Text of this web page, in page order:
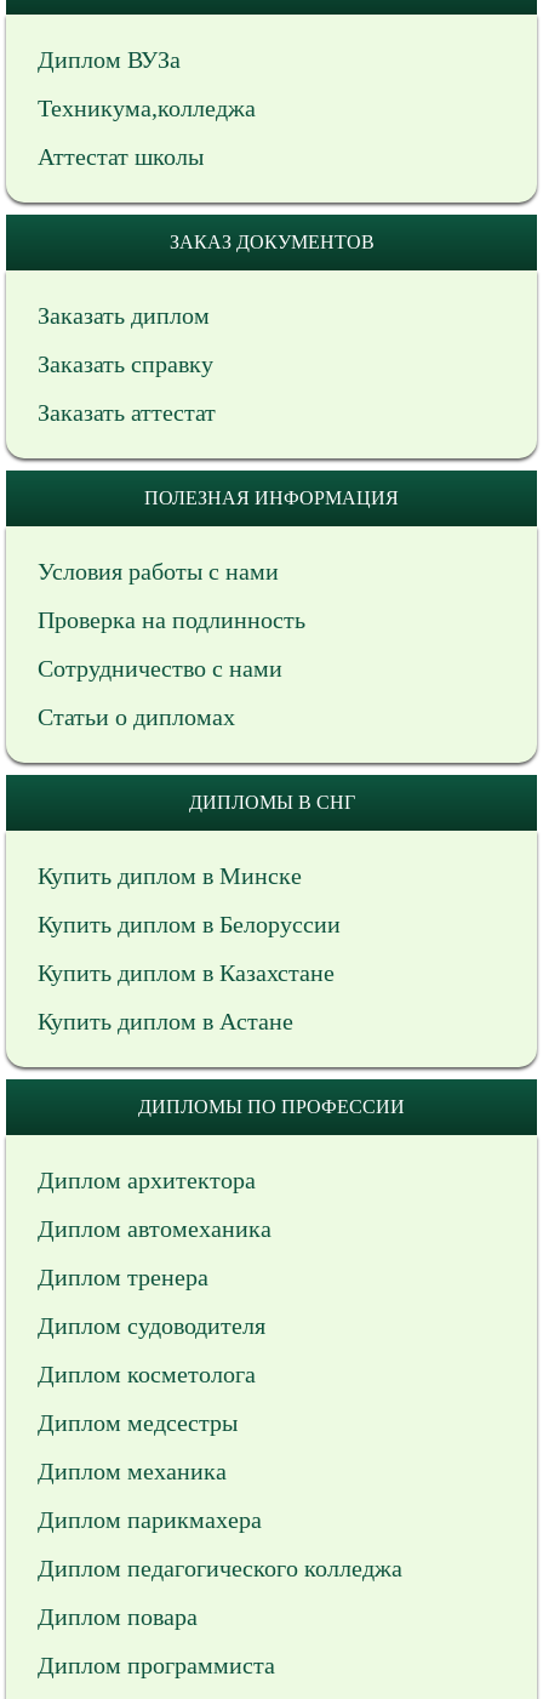
Диплом ВУЗа
Техникума,колледжа
Аттестат школы
ЗАКАЗ ДОКУМЕНТОВ
Заказать диплом
Заказать справку
Заказать аттестат
ПОЛЕЗНАЯ ИНФОРМАЦИЯ
Условия работы с нами
Проверка на подлинность
Сотрудничество с нами
Статьи о дипломах
ДИПЛОМЫ В СНГ
Купить диплом в Минске
Купить диплом в Белоруссии
Купить диплом в Казахстане
Купить диплом в Астане
ДИПЛОМЫ ПО ПРОФЕССИИ
Диплом архитектора
Диплом автомеханика
Диплом тренера
Диплом судоводителя
Диплом косметолога
Диплом медсестры
Диплом механика
Диплом парикмахера
Диплом педагогического колледжа
Диплом повара
Диплом программиста